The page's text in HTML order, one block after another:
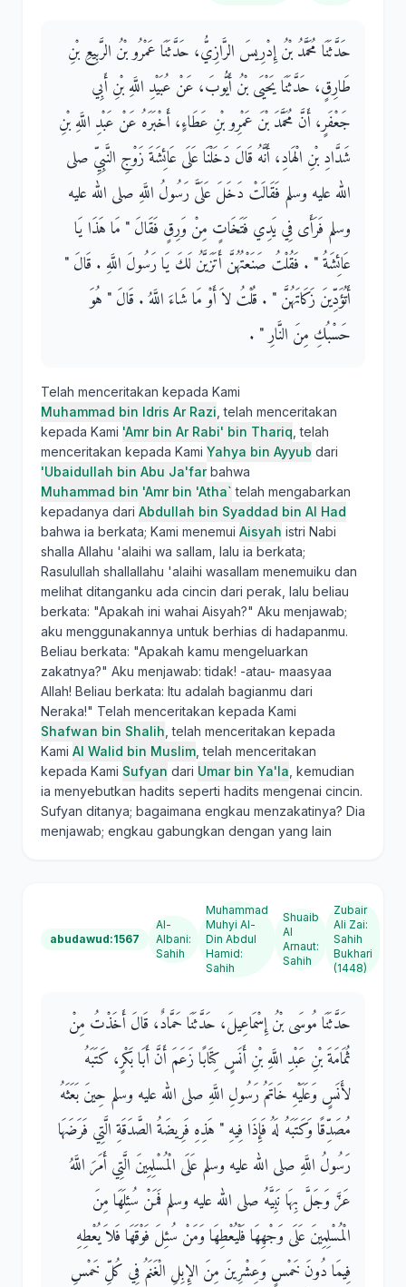
حَدَّثَنَا مُحَمَّدُ بْنُ إِدْرِيسَ الرَّازِيُّ، حَدَّثَنَا عَمْرُو بْنُ الرَّبِيعِ بْنِ
طَارِقٍ، حَدَّثَنَا يَحْيَى بْنُ أَيُّوبَ، عَنْ عُبَيْدِ اللَّهِ بْنِ أَبِي
جَعْفَرٍ، أَنَّ مُحَمَّدَ بْنَ عَمْرِو بْنِ عَطَاءٍ، أَخْبَرَهُ عَنْ عَبْدِ اللَّهِ بْنِ
شَدَّادِ بْنِ الْهَادِ، أَنَّهُ قَالَ دَخَلْنَا عَلَى عَائِشَةَ زَوْجِ النَّبِيِّ صلى
الله عليه وسلم فَقَالَتْ دَخَلَ عَلَىَّ رَسُولُ اللَّهِ صلى الله عليه
وسلم فَرَأَى فِي يَدِي فَتَخَاتٍ مِنْ وَرِقٍ فَقَالَ ‏"‏ مَا هَذَا يَا
عَائِشَةُ ‏"‏ ‏.‏ فَقُلْتُ صَنَعْتُهُنَّ أَتَزَيَّنُ لَكَ يَا رَسُولَ اللَّهِ ‏.‏ قَالَ ‏"‏
أَتُؤَدِّينَ زَكَاتَهُنَّ ‏"‏ ‏.‏ قُلْتُ لاَ أَوْ مَا شَاءَ اللَّهُ ‏.‏ قَالَ ‏"‏ هُوَ
حَسْبُكِ مِنَ النَّارِ ‏"‏ ‏.‏
Telah menceritakan kepada Kami
Muhammad bin Idris Ar Razi , telah menceritakan
kepada Kami 'Amr bin Ar Rabi' bin Thariq , telah
menceritakan kepada Kami Yahya bin Ayyub dari
'Ubaidullah bin Abu Ja'farbahwa
Muhammad bin 'Amr bin 'Atha` telah mengabarkan
kepadanya dari Abdullah bin Syaddad bin Al Had
bahwa ia berkata; Kami menemui Aisyah istri Nabi
shalla Allahu 'alaihi wa sallam, lalu ia berkata;
Rasulullah shallallahu 'alaihi wasallam menemuiku dan
melihat ditanganku ada cincin dari perak, lalu beliau
berkata: "Apakah ini wahai Aisyah?" Aku menjawab;
aku menggunakannya untuk berhias di hadapanmu.
Beliau berkata: "Apakah kamu mengeluarkan
zakatnya?" Aku menjawab: tidak! -atau- maasyaa
Allah! Beliau berkata: Itu adalah bagianmu dari
Neraka!" Telah menceritakan kepada Kami
Shafwan bin Shalih , telah menceritakan kepada
Kami Al Walid bin Muslim , telah menceritakan
kepada Kami Sufyan dari Umar bin Ya'la , kemudian
ia menyebutkan hadits seperti hadits mengenai cincin.
Sufyan ditanya; bagaimana engkau menzakatinya? Dia
menjawab; engkau gabungkan dengan yang lain
abudawud:1567
Al-
Albani:
Sahih
Muhammad
Muhyi Al-
Din Abdul
Hamid:
Sahih
Shuaib
Al
Arnaut:
Sahih
Zubair
Ali Zai:
Sahih
Bukhari
(1448)
حَدَّثَنَا مُوسَى بْنُ إِسْمَاعِيلَ، حَدَّثَنَا حَمَّادٌ، قَالَ أَخَذْتُ مِنْ
ثُمَامَةَ بْنِ عَبْدِ اللَّهِ بْنِ أَنَسٍ كِتَابًا زَعَمَ أَنَّ أَبَا بَكْرٍ، كَتَبَهُ
لأَنَسٍ وَعَلَيْهِ خَاتَمُ رَسُولِ اللَّهِ صلى الله عليه وسلم حِينَ بَعَثَهُ
مُصَدِّقًا وَكَتَبَهُ لَهُ فَإِذَا فِيهِ ‏"‏ هَذِهِ فَرِيضَةُ الصَّدَقَةِ الَّتِي فَرَضَهَا
رَسُولُ اللَّهِ صلى الله عليه وسلم عَلَى الْمُسْلِمِينَ الَّتِي أَمَرَ اللَّهُ
عَزَّ وَجَلَّ بِهَا نَبِيَّهُ صلى الله عليه وسلم فَمَنْ سُئِلَهَا مِنَ
الْمُسْلِمِينَ عَلَى وَجْهِهَا فَلْيُعْطِهَا وَمَنْ سُئِلَ فَوْقَهَا فَلاَ يُعْطِهِ
فِيمَا دُونَ خَمْسٍ وَعِشْرِينَ مِنَ الإِبِلِ الْغَنَمُ فِي كُلِّ خَمْسِ